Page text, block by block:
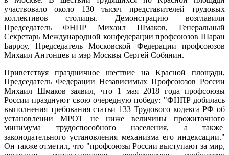
участвовало около 130 тысяч представителей трудовых
коллективов столицы. Демонстрацию возглавили
Председатель ФНПР Михаил Шмаков, Генеральный
Секретарь Международной конфедерации профсоюзов Шаран
Барроу, Председатель Московской Федерации профсоюзов
Михаил Антонцев и мэр Москвы Сергей Собянин.
Приветствуя праздничное шествие на Красной площади,
Председатель Федерации Независимых Профсоюзов России
Михаил Шмаков заявил, что 1 мая 2018 года профсоюзы
России празднуют свою очередную победу: "ФНПР добилась
выполнения требования статьи 133 Трудового кодекса РФ об
установлении МРОТ не ниже величины прожиточного
минимума трудоспособного населения, а также
законодательного установления механизма его индексации."
Он также отметил, что "профсоюзы России выступают за мир,